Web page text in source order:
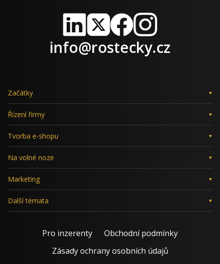
LinkedIn
X FacebookInstagram
info@rostecky.cz
Začátky
Řízení firmy
Tvorba e-shopu
Na volné noze
Marketing
Další témata
Pro inzerenty
Obchodní podmínky
Zásady ochrany osobních údajů